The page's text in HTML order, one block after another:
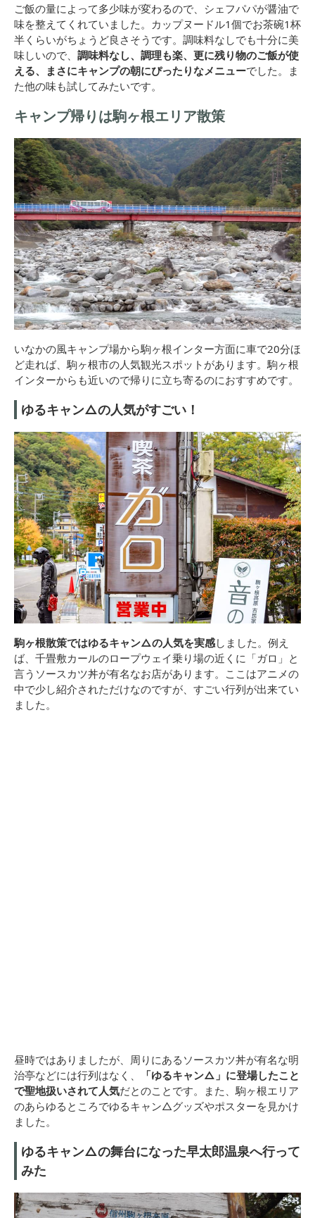
ご飯の量によって多少味が変わるので、シェフパパが醤油で
味を整えてくれていました。カップヌードル1個でお茶碗1杯
半くらいがちょうど良さそうです。調味料なしでも十分に美
味しいので、 調味料なし、調理も楽、更に残り物のご飯が使
える、まさにキャンプの朝にぴったりなメニューでした。ま
た他の味も試してみたいです。
キャンプ帰りは駒ヶ根エリア散策
いなかの風キャンプ場から駒ヶ根インター方面に車で20分ほ
ど走れば、駒ヶ根市の人気観光スポットがあります。駒ヶ根
インターからも近いので帰りに立ち寄るのにおすすめです。
ゆるキャン△の人気がすごい！
駒ヶ根散策ではゆるキャン△の人気を実感しました。例え
ば、千畳敷カールのロープウェイ乗り場の近くに「ガロ」と
言うソースカツ丼が有名なお店があります。ここはアニメの
中で少し紹介されただけなのですが、すごい行列が出来てい
ました。
昼時ではありましたが、周りにあるソースカツ丼が有名な明
治亭などには行列はなく、
「ゆるキャン△」に登場したこと
で聖地扱いされて人気だとのことです。また、駒ヶ根エリア
のあらゆるところでゆるキャン△グッズやポスターを見かけ
ました。
ゆるキャン△の舞台になった早太郎温泉へ行って
みた